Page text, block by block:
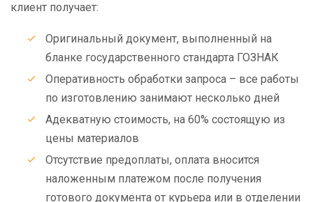
клиент получает:
Оригинальный документ, выполненный на
бланке государственного стандарта ГОЗНАК
Оперативность обработки запроса – все работы
по изготовлению занимают несколько дней
Адекватную стоимость, на 60% состоящую из
цены материалов
Отсутствие предоплаты, оплата вносится
наложенным платежом после получения
готового документа от курьера или в отделении